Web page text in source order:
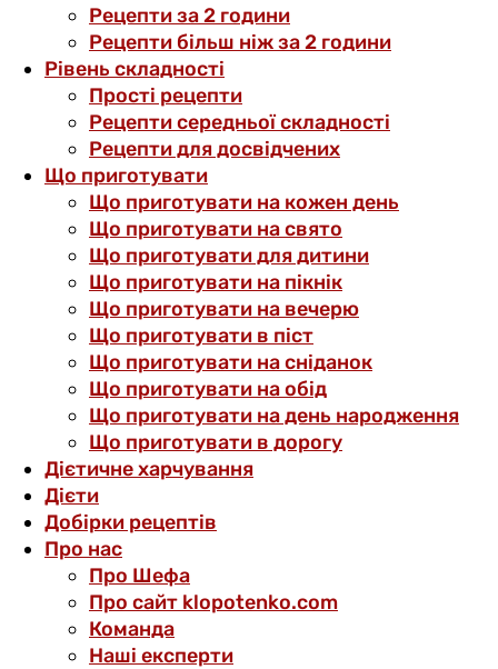
Рецепти за 2 години
Рецепти більш ніж за 2 години
Рівень складності
Прості рецепти
Рецепти середньої складності
Рецепти для досвідчених
Що приготувати
Що приготувати на кожен день
Що приготувати на свято
Що приготувати для дитини
Що приготувати на пікнік
Що приготувати на вечерю
Що приготувати в піст
Що приготувати на сніданок
Що приготувати на обід
Що приготувати на день народження
Що приготувати в дорогу
Дієтичне харчування
Дієти
Добірки рецептів
Про нас
Про Шефа
Про сайт klopotenko.com
Команда
Наші експерти